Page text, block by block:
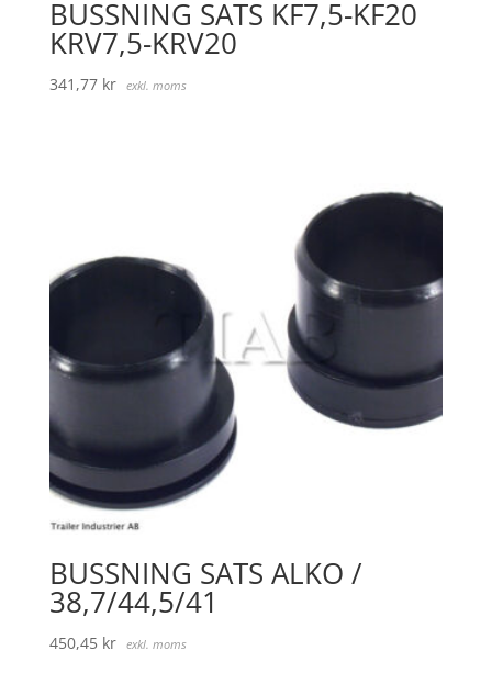
BUSSNING SATS KF7,5-KF20
KRV7,5-KRV20
341,77 kr exkl. moms
BUSSNING SATS ALKO /
38,7/44,5/41
450,45 kr exkl. moms